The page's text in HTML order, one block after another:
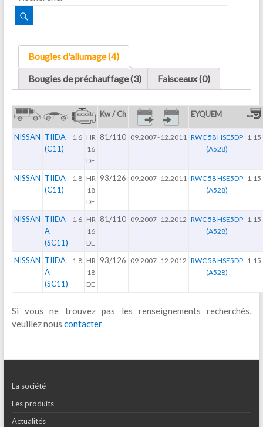
Bougies d'allumage (4)
Bougies de préchauffage (3)
Faisceaux (0)
Kw / Ch EYQUEM
NISSAN TIIDA
(C11)
1.6 HR
16
DE
81/110 09.2007-12.2011 RWC 58 HSE5DP
(A528)
1.15
NISSAN TIIDA
(C11)
1.8 HR
18
DE
93/126 09.2007-12.2011 RWC 58 HSE5DP
(A528)
1.15
NISSAN TIIDA
A
(SC11)
1.6 HR
16
DE
81/110 09.2007-12.2012 RWC 58 HSE5DP
(A528)
1.15
NISSAN TIIDA
A
(SC11)
1.8 HR
18
DE
93/126 09.2007-12.2012 RWC 58 HSE5DP
(A528)
1.15
Si vous ne trouvez pas les renseignements recherchés,
veuillez nous contacter
La société
Les produits
Actualités